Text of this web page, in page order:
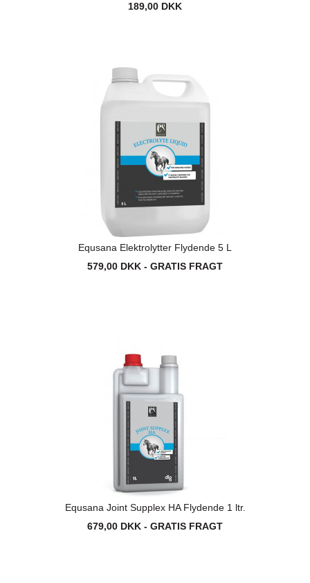
189,00 DKK
Equsana Elektrolytter Flydende 5 L
579,00 DKK - GRATIS FRAGT
Equsana Joint Supplex HA Flydende 1 ltr.
679,00 DKK - GRATIS FRAGT